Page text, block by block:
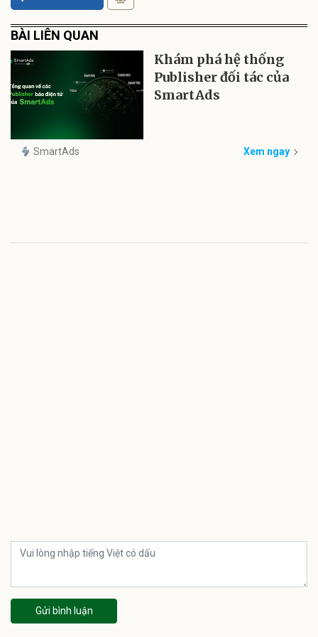
BÀI LIÊN QUAN
Khám phá hệ thống
Publisher đối tác của
SmartAds
SmartAds Xem ngay
Gửi bình luận